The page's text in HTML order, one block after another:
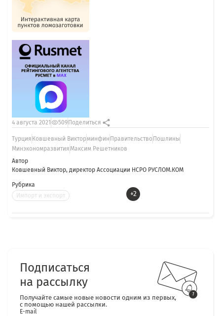
Автор
Ковшевный Виктор, директор Ассоциации НСРО РУСЛОМ.КОМ
Рубрика
Импорт и экспорт
+2
4 августа 2021 509 Поделиться
Турция Ковшевный Викторминфин Правительство Пошлины
Минэкономразвития Максим Решетников
Подписаться
на рассылку
Получайте самые новые новости одним из первых,
с помощью нашей рассылки.
E-mail